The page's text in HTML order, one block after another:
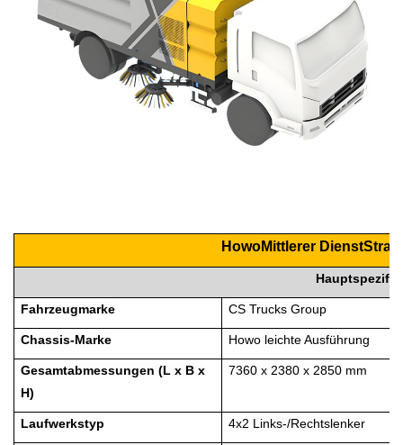
HowoMittlerer Dienst
Fahrzeugmarke CS Trucks Group
Chassis-Marke Howo leichte Ausführung
Gesamtabmessungen (L x B x
H)
7360 x 2380 x 2850 mm
Laufwerkstyp 4x2 Links-/Rechtslenker